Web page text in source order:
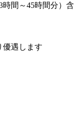
時間～45時間分）含
遇します